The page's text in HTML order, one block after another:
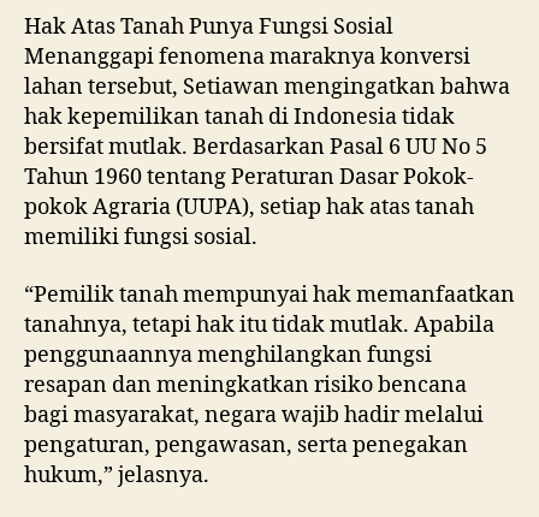
Hak Atas Tanah Punya Fungsi Sosial
Menanggapi fenomena maraknya konversi
lahan tersebut, Setiawan mengingatkan bahwa
hak kepemilikan tanah di Indonesia tidak
bersifat mutlak. Berdasarkan Pasal 6 UU No 5
Tahun 1960 tentang Peraturan Dasar Pokok-
pokok Agraria (UUPA), setiap hak atas tanah
memiliki fungsi sosial.
“Pemilik tanah mempunyai hak memanfaatkan
tanahnya, tetapi hak itu tidak mutlak. Apabila
penggunaannya menghilangkan fungsi
resapan dan meningkatkan risiko bencana
bagi masyarakat, negara wajib hadir melalui
pengaturan, pengawasan, serta penegakan
hukum,” jelasnya.